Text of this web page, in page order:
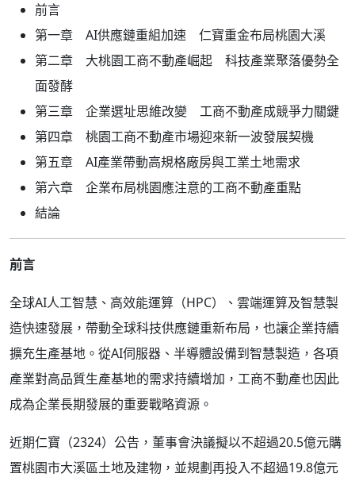
前言
第一章 AI供應鏈重組加速 仁寶重金布局桃園大溪
第二章 大桃園工商不動產崛起 科技產業聚落優勢全
面發酵
第三章 企業選址思維改變 工商不動產成競爭力關鍵
第四章 桃園工商不動產市場迎來新一波發展契機
第五章 AI產業帶動高規格廠房與工業土地需求
第六章 企業布局桃園應注意的工商不動產重點
結論
前言
全球AI人工智慧、高效能運算（HPC）、雲端運算及智慧製
造快速發展，帶動全球科技供應鏈重新布局，也讓企業持續
擴充生產基地。從AI伺服器、半導體設備到智慧製造，各項
產業對高品質生產基地的需求持續增加，工商不動產也因此
成為企業長期發展的重要戰略資源。
近期仁寶（2324）公告，董事會決議擬以不超過20.5億元購
置桃園市大溪區土地及建物，並規劃再投入不超過19.8億元